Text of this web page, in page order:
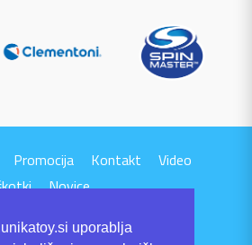
uporablja
Promocija Kontakt
Video
Novice